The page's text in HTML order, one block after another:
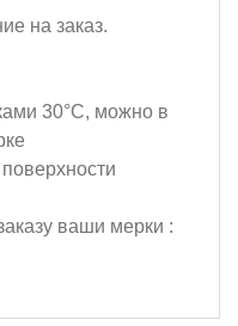
на заказ.
30°C, можно в
ваши мерки :